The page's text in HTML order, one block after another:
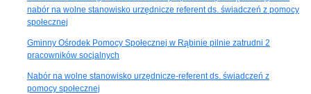
nabór na wolne stanowisko urzędnicze referent ds. świadczeń z pomocy
społecznej
Gminny Ośrodek Pomocy Społecznej w Rąbinie pilnie zatrudni 2
pracowników socjalnych
Nabór na wolne stanowisko urzędnicze-referent ds. świadczeń z
pomocy społecznej